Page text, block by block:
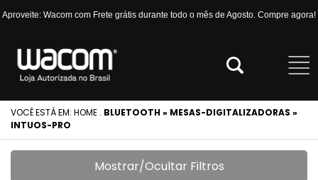
Aproveite: Wacom com Frete grátis durante todo o mês de Agosto. Compre agora!
VOCÊ ESTÁ EM: HOME . BLUETOOTH » MESAS-DIGITALIZADORAS »
INTUOS-PRO
Mostrar/Ocultar Filtros